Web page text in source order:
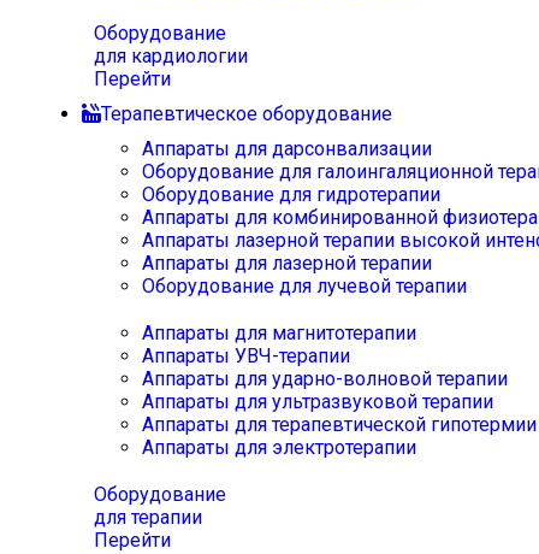
Оборудование
для кардиологии
Перейти
Терапевтическое оборудование
Аппараты для дарсонвализации
Оборудование для галоингаляционной
Оборудование для гидротерапии
Аппараты для комбинированной
Аппараты лазерной терапии высокой
Аппараты для лазерной терапии
Оборудование для лучевой терапии
Аппараты для магнитотерапии
Аппараты УВЧ-терапии
Аппараты для ударно-волновой терапии
Аппараты для ультразвуковой терапии
Аппараты для терапевтической
Аппараты для электротерапии
Оборудование
для терапии
Перейти